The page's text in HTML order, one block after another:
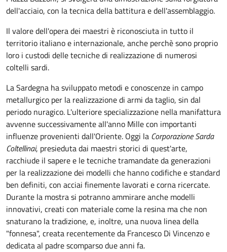
dell'acciaio, con la tecnica della battitura e dell'assemblaggio.
Il valore dell'opera dei maestri è riconosciuta in tutto il
territorio italiano e internazionale, anche perchè sono proprio
loro i custodi delle tecniche di realizzazione di numerosi
coltelli sardi.
La Sardegna ha sviluppato metodi e conoscenze in campo
metallurgico per la realizzazione di armi da taglio, sin dal
periodo nuragico. L'ulteriore specializzazione nella manifattura
avvenne successivamente all'anno Mille con importanti
influenze provenienti dall'Oriente. Oggi la Corporazione Sarda
Coltellinai, presieduta dai maestri storici di quest'arte,
racchiude il sapere e le tecniche tramandate da generazioni
per la realizzazione dei modelli che hanno codifiche e standard
ben definiti, con acciai finemente lavorati e corna ricercate.
Durante la mostra si potranno ammirare anche modelli
innovativi, creati con materiale come la resina ma che non
snaturano la tradizione, e, inoltre, una nuova linea della
"fonnesa", creata recentemente da Francesco Di Vincenzo e
dedicata al padre scomparso due anni fa.